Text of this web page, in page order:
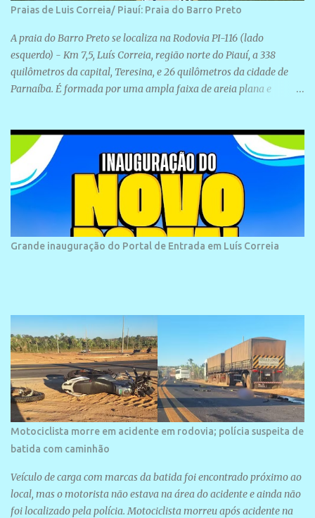
Praias de Luis Correia/ Piauí: Praia do Barro Preto
A praia do Barro Preto se localiza na Rodovia PI-116 (lado
esquerdo) - Km 7,5, Luís Correia, região norte do Piauí, a 338
quilômetros da capital, Teresina, e 26 quilômetros da cidade de
Parnaíba. É formada por uma ampla faixa de areia plana e
devido ao extensivo molhe de pedras que não chegam a 2 metros
de altura, não apresentando dunas em seu espaço geográfico. Não
se sabe ao certo porque a praia leva esse nome, e muitas das suas
historias foram esquecidas ao longo do tempo. A praia é
frequentada por moradores e turistas, em geral veranistas
piauienses e, em menor número, pessoas de estados vizinhos. O
bairro onde se localiza a praia é palco de amplos investimentos e
Grande inauguração do Portal de Entrada em Luís Correia
Motociclista morre em acidente em rodovia; polícia suspeita de
batida com caminhão
Veículo de carga com marcas da batida foi encontrado próximo ao
local, mas o motorista não estava na área do acidente e ainda não
foi localizado pela polícia. Motociclista morreu após acidente na